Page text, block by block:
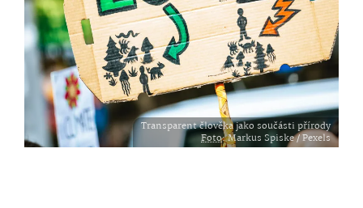
Transparent člověka jako součásti přírody
Foto: Markus Spiske / Pexels